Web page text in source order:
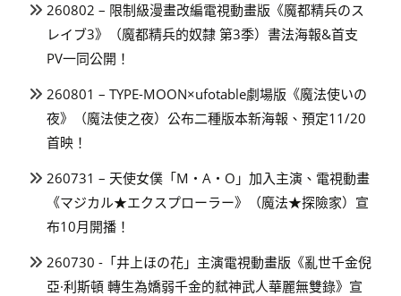
260802 – 限制級漫畫改編電視動畫版《魔都精兵のス
レイブ3》（魔都精兵的奴隸 第3季）書法海報&首支
PV一同公開！
260801 – TYPE-MOON×ufotable劇場版《魔法使いの
夜》（魔法使之夜）公布二種版本新海報、預定11/20
首映！
260731 – 天使女僕「M・A・O」加入主演、電視動畫
《マジカル★エクスプローラー》（魔法★探險家）宣
布10月開播！
260730 -「井上ほの花」主演電視動畫版《亂世千金倪
亞·利斯頓 轉生為嬌弱千金的弒神武人華麗無雙錄》宣